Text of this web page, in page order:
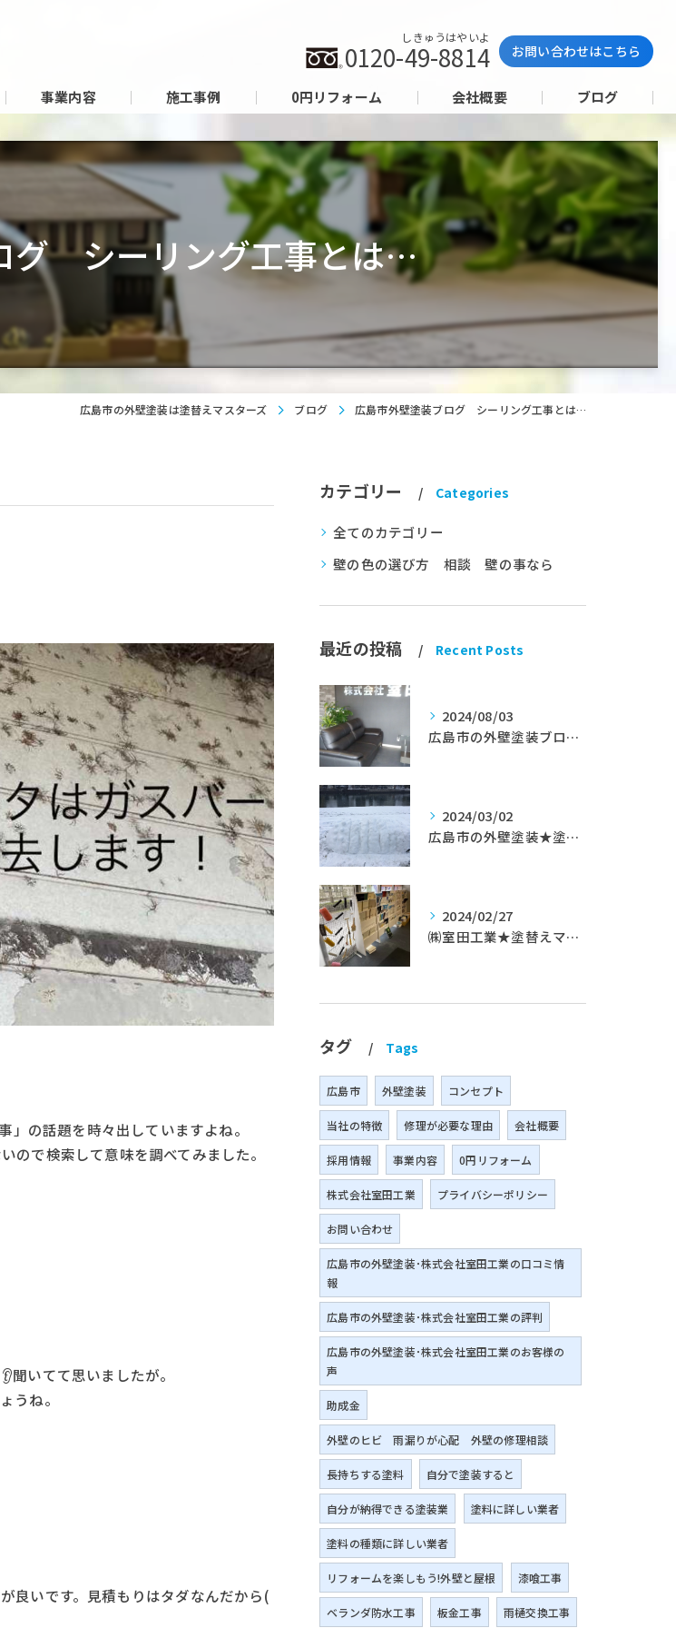
しきゅうはやいよ
0120-49-8814 お問い合わせはこちら
事業内容 施工事例 0円リフォーム 会社概要 ブログ
グ シーリング工事とは…
広島市の外壁塗装は塗替えマスターズ ブログ 広島市外壁塗装ブログ シーリング工事とは…
の話題を時々出していますよね。
ので検索して意味を調べてみました。
聞いてて思いましたが。
うね。
良いです。見積もりはタダなんだから(
カテゴリー Categories
全てのカテゴリー
壁の色の選び方 相談 壁の事なら
最近の投稿 Recent Posts
2024/08/03
広島市の外壁塗装ブログ★室田工業★塗替えマスターズ★外壁リフォーム
2024/03/02
広島市の外壁塗装★塗替えマスターズ★ブログ「初めて家を手入れするのに」
2024/02/27
㈱室田工業★塗替えマスターズ★築35年以上のお宅の施工事例
タグ Tags
広島市 外壁塗装 コンセプト
当社の特徴 修理が必要な理由 会社概要
採用情報 事業内容 0円リフォーム
株式会社室田工業 プライバシーポリシー
お問い合わせ
広島市の外壁塗装･株式会社室田工業の口コミ情
報
広島市の外壁塗装･株式会社室田工業の評判
広島市の外壁塗装･株式会社室田工業のお客様の
声
助成金
外壁のヒビ 雨漏りが心配 外壁の修理相談
長持ちする塗料 自分で塗装すると
自分が納得できる塗装業 塗料に詳しい業者
塗料の種類に詳しい業者
リフォームを楽しもう!外壁と屋根 漆喰工事
ベランダ防水工事 板金工事 雨樋交換工事